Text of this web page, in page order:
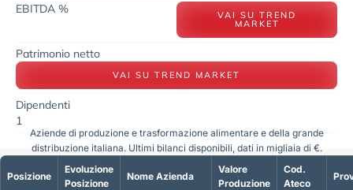
EBITDA % VAI SU TREND
MARKET
Patrimonio netto
VAI SU TREND MARKET
Dipendenti
1
Posizione
Evoluzione
Posizione
Nome Azienda
Valore
Produzione
Cod.
Ateco
Aziende di produzione e trasformazione alimentare e della grande
distribuzione italiana. Ultimi bilanci disponibili, dati in migliaia di €.